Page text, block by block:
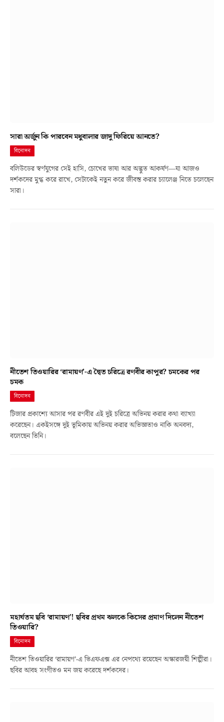
সারা অর্জুন কি পারবেন মধুবালার জাদু ফিরিয়ে আনতে?
বিনোদন
বলিউডের স্বর্ণযুগের সেই হাসি, চোখের ভাষা আর অদ্ভুত আকর্ষণ—যা আজও
দর্শকদের মুগ্ধ করে রাখে, সেটাকেই নতুন করে জীবন্ত করার চ্যালেঞ্জ নিতে চলেছেন
সারা।
নীতেশ তিওয়ারির ‘রামায়ণ’-এ দ্বৈত চরিত্রে রণবীর কাপুর? চমকের পর
চমক
বিনোদন
টিজার প্রকাশ্যে আসার পর রণবীর এই দুই চরিত্রে অভিনয় করার কথা ব্যাখ্যা
করেছেন। একইসঙ্গে দুই ভূমিকায় অভিনয় করার অভিজ্ঞতাও নাকি অনবদ্য,
বলেছেন তিনি।
মহার্ঘতম ছবি ‘রামায়ণ’! ছবির প্রথম ঝলকে কিসের প্রমাণ দিলেন নীতেশ
তিওয়ারি?
বিনোদন
নীতেশ তিওয়ারির ‘রামায়ণ’-এ ভিএফএক্স এর নেপথ্যে রয়েছেন অস্কারজয়ী শিল্পীরা।
ছবির আবহ সংগীতও মন জয় করেছে দর্শকদের।